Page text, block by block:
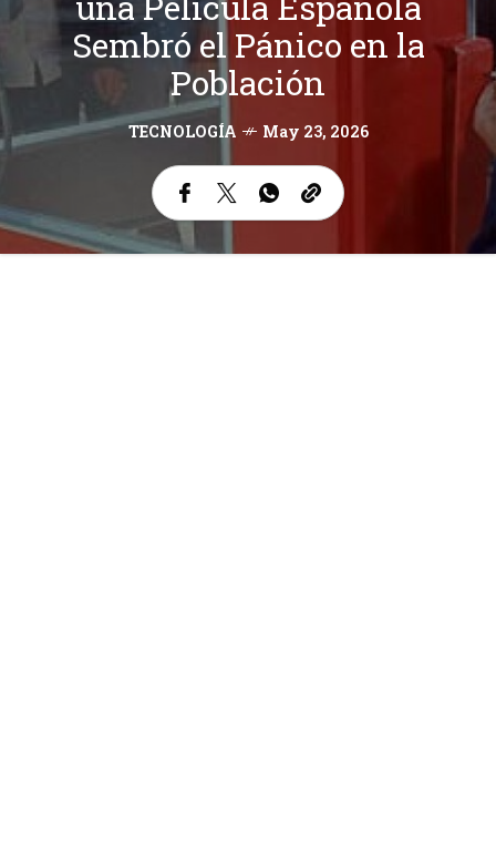
Sembró el Pánico en la
Población
TECNOLOGÍA May 23, 2026